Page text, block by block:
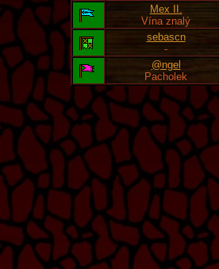
Mex II.
Vína znalý
sebascn
-
@ngel
Pacholek